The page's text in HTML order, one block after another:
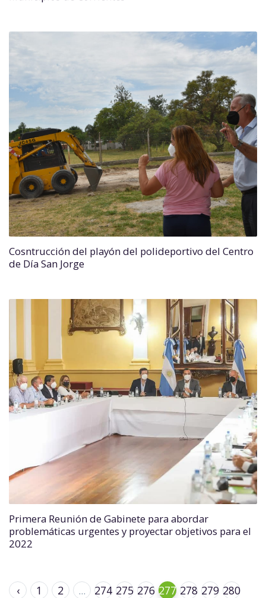
Cosntrucción del playón del polideportivo del Centro
de Día San Jorge
Primera Reunión de Gabinete para abordar
problemáticas urgentes y proyectar objetivos para el
2022
‹ 1 2 ... 274 275 276 277 278 279 280